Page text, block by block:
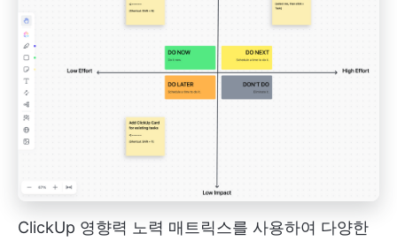
ClickUp 영향력 노력 매트릭스를 사용하여 다양한